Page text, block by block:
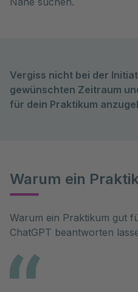
Vergiss nicht bei der
gewünschten Zeitraum
für dein Praktikum
Warum ein
Warum ein Praktikum gut